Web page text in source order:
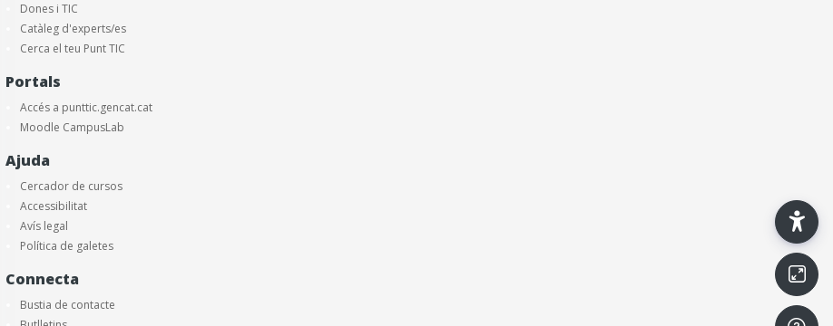
Dones i TIC
Catàleg d'experts/es
Cerca el teu Punt TIC
Portals
Accés a punttic.gencat.cat
Moodle CampusLab
Ajuda
Cercador de cursos
Accessibilitat
Avís legal
Política de galetes
Connecta
Bustia de contacte